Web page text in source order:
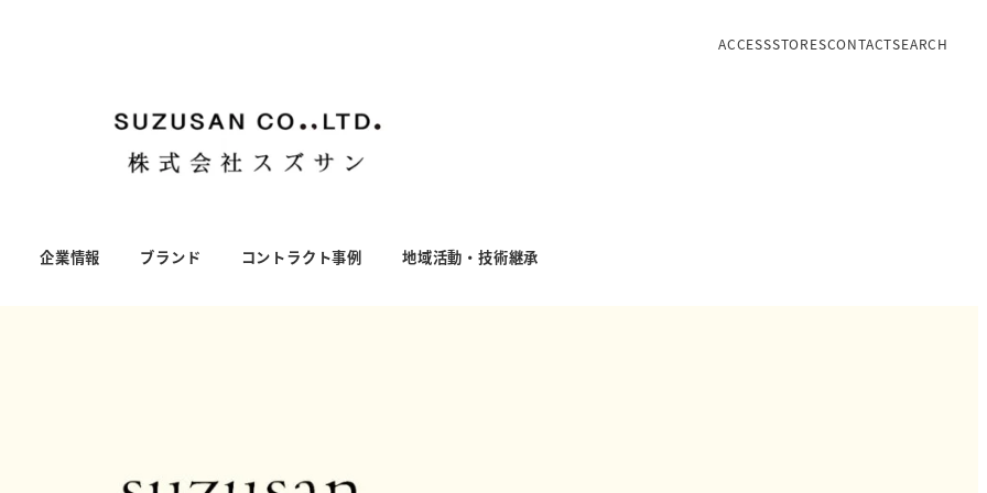
ACCESSSTORESCONTACTSEARCH
企業情報 ブランド コントラクト事例 地域活動・技術継承